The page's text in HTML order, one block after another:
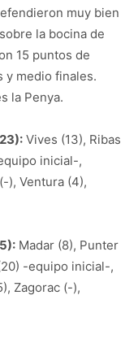
muy bien
la bocina de
15 puntos de
y medio finales.
la Penya.
Vives (13), Ribas
inicial-,
), Ventura (4),
Madar (8), Punter
-equipo inicial-,
Zagorac (-),